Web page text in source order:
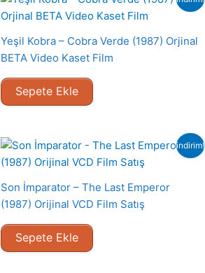
Yeşil Kobra – Cobra Verde (1987) Orjinal
BETA Video Kaset Film
Sepete Ekle
indirim!
Son İmparator – The Last Emperor
(1987) Orijinal VCD Film Satış
Sepete Ekle